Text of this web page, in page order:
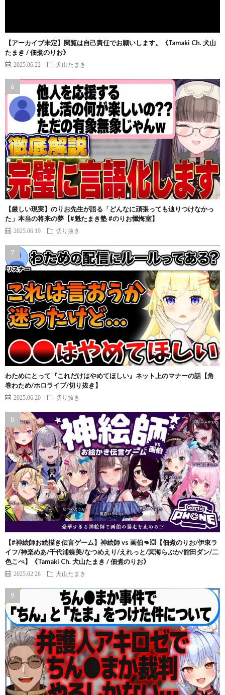
【アーカイブ未定】閲覧は自己責任でお願いします。《Tamaki Ch. 犬山
たまき / 佃煮のりお》
2025.06.22 犬山たまき
【厳しい現実】のりお先生が語る「どんなに頑張っても辿りつけなかっ
た」本当の将来の夢【#魁たまき塾 #のりお懺悔室】
2025.06.19 切り抜き
わためにとって『これだけはやめてほしい』ネット上のマナーの話【角
巻わため/ホロライブ/切り抜き】
2025.06.20 切り抜き
【#神絵師お絵描き伝言ゲーム】神絵師 vs 画伯👊💥【佃煮のりお/伊東ラ
イフ/神楽めあ/千代浦蝶美/なつめえり/えれっと/冥海らぶか/館田ダン/二
色こぺ】《Tamaki Ch. 犬山たまき / 佃煮のりお》
2025.02.28 犬山たまき